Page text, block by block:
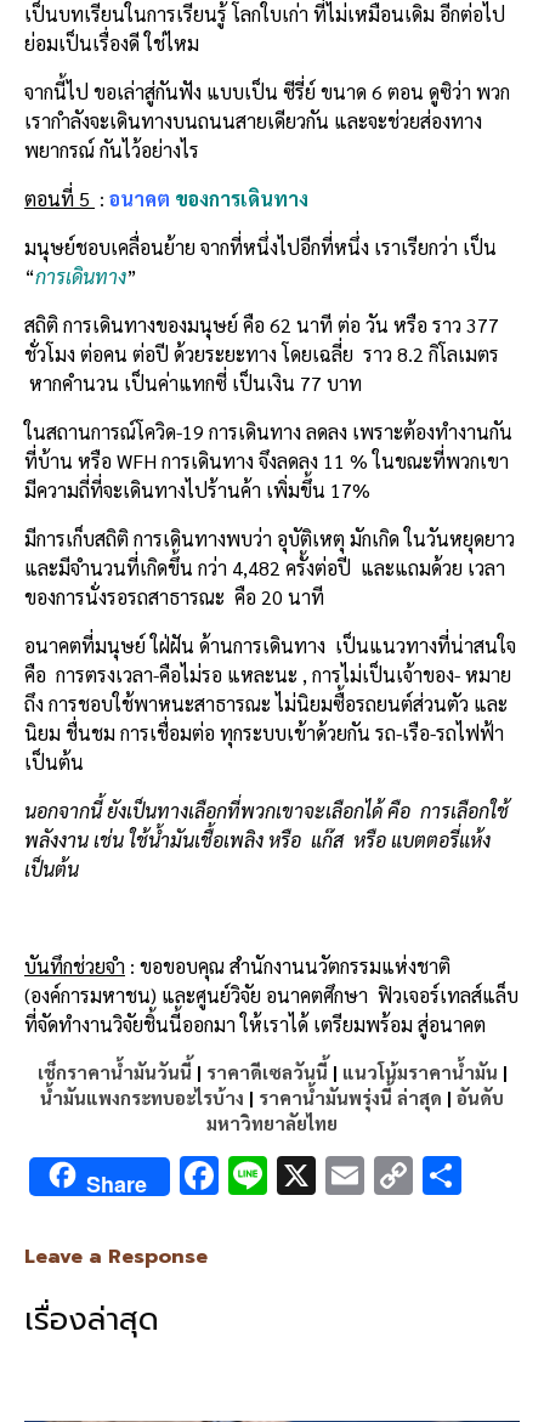
เป็นบทเรียนในการเรียนรู้ โลกใบเก่า ที่ไม่เหมือนเดิม อีกต่อไป
ย่อมเป็นเรื่องดี ใช่ไหม
จากนี้ไป ขอเล่าสู่กันฟัง แบบเป็น ซีรี่ย์ ขนาด 6 ตอน ดูซิว่า พวก
เรากำลังจะเดินทางบนถนนสายเดียวกัน และจะช่วยส่องทาง
พยากรณ์ กันไว้อย่างไร
ตอนที่ 5 : อนาคต ของการเดินทาง
มนุษย์ชอบเคลื่อนย้าย จากที่หนึ่งไปอีกที่หนึ่ง เราเรียกว่า เป็น
“การเดินทาง”
สถิติ การเดินทางของมนุษย์ คือ 62 นาที ต่อ วัน หรือ ราว 377
ชั่วโมง ต่อคน ต่อปี ด้วยระยะทาง โดยเฉลี่ย ราว 8.2 กิโลเมตร
หากคำนวน เป็นค่าแทกซี่ เป็นเงิน 77 บาท
ในสถานการณ์โควิด-19 การเดินทาง ลดลง เพราะต้องทำงานกัน
ที่บ้าน หรือ WFH การเดินทาง จึงลดลง 11 % ในขณะที่พวกเขา
มีความถี่ที่จะเดินทางไปร้านค้า เพิ่มขึ้น 17%
มีการเก็บสถิติ การเดินทางพบว่า อุบัติเหตุ มักเกิด ในวันหยุดยาว
และมีจำนวนที่เกิดขึ้น กว่า 4,482 ครั้งต่อปี และแถมด้วย เวลา
ของการนั่งรอรถสาธารณะ คือ 20 นาที
อนาคตที่มนุษย์ ใฝ่ฝัน ด้านการเดินทาง เป็นแนวทางที่น่าสนใจ
คือ การตรงเวลา-คือไม่รอ แหละนะ , การไม่เป็นเจ้าของ- หมาย
ถึง การชอบใช้พาหนะสาธารณะ ไม่นิยมซื้อรถยนต์ส่วนตัว และ
นิยม ชื่นชม การเชื่อมต่อ ทุกระบบเข้าด้วยกัน รถ-เรือ-รถไฟฟ้า
เป็นต้น
นอกจากนี้ ยังเป็นทางเลือกที่พวกเขาจะเลือกได้ คือ การเลือกใช้
พลังงาน เช่น ใช้น้ำมันเชื้อเพลิง หรือ แก๊ส หรือ แบตตอรี่แห้ง
เป็นต้น
บันทึกช่วยจำ : ขอขอบคุณ สำนักงานนวัตกรรมแห่งชาติ
(องค์การมหาชน) และศูนย์วิจัย อนาคตศึกษา ฟิวเจอร์เทลส์แล็บ
ที่จัดทำงานวิจัยชิ้นนี้ออกมา ให้เราได้ เตรียมพร้อม สู่อนาคต
เช็กราคาน้ำมันวันนี้ | ราคาดีเซลวันนี้ | แนวโน้มราคาน้ำมัน |
น้ำมันแพงกระทบอะไรบ้าง | ราคาน้ำมันพรุ่งนี้ ล่าสุด | อันดับ
มหาวิทยาลัยไทย
Share F
k
Li X E C
Leave a Response
เรื่องล่าสุด